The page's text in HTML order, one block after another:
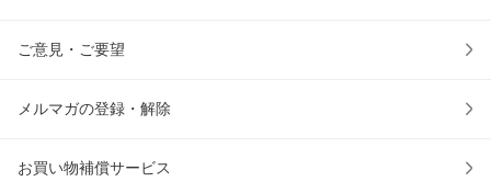
ご意見・ご要望
メルマガの登録・解除
お買い物補償サービス